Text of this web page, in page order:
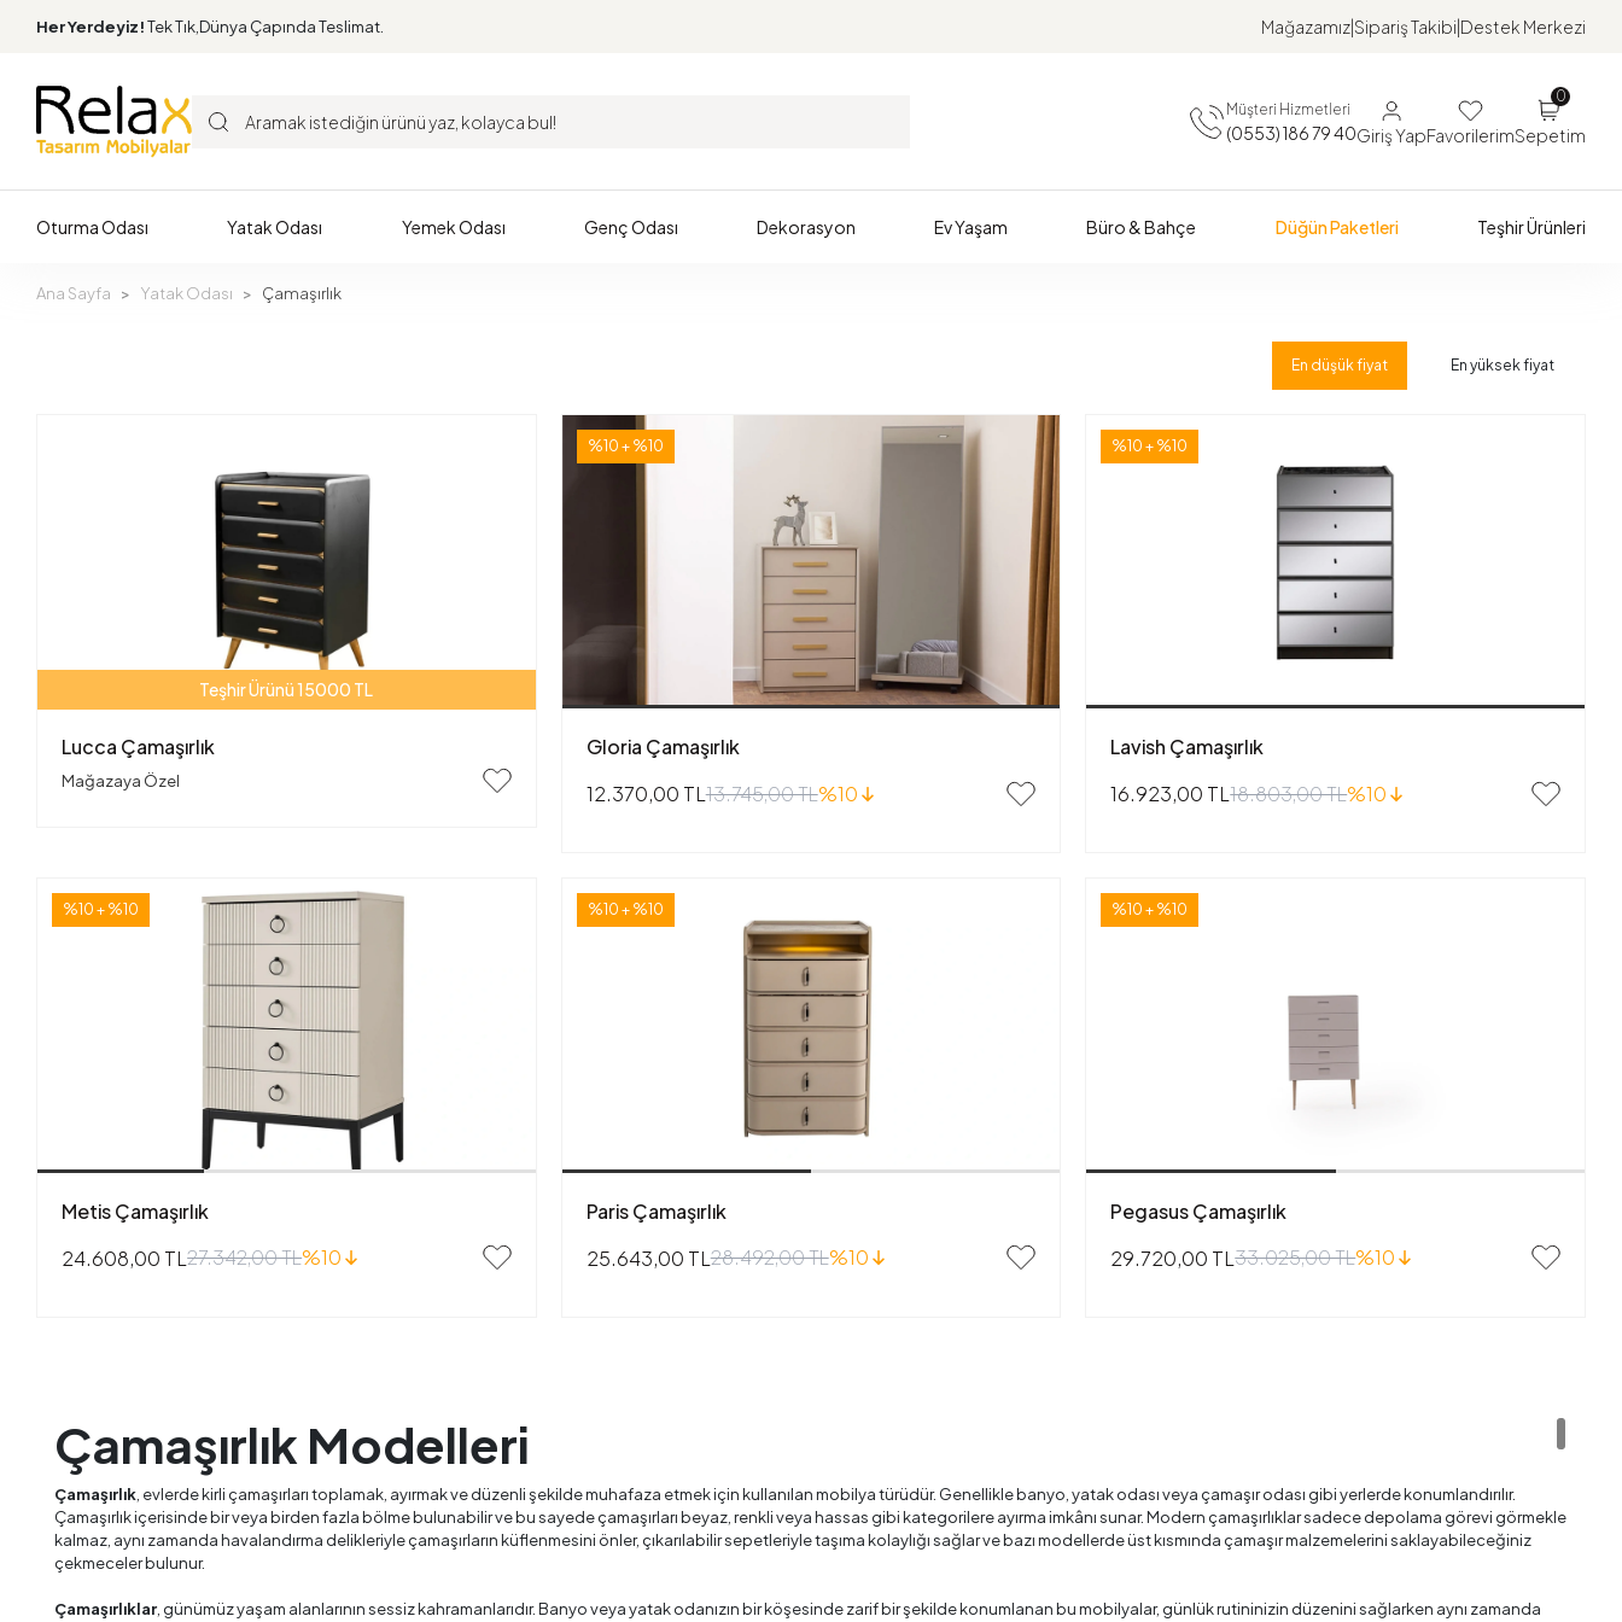
Her Yerdeyiz!Tek Tık,Dünya Çapında Teslimat. MağazamızSipariş Takibi Destek Merkezi
Müşteri Hizmetleri
(0553) 186 79 40Giriş YapFavorilerim
0
Sepetim
Oturma Odası Yatak Odası Yemek Odası Genç Odası Dekorasyon Ev Yaşam Büro & Bahçe Düğün Paketleri Teşhir Ürünleri
Ana Sayfa Yatak Odası Çamaşırlık
En düşük fiyat En yüksek fiyat
Teşhir Ürünü 15000 TL
Lucca Çamaşırlık
Mağazaya Özel
%10 + %10
Gloria Çamaşırlık
12.370,00 TL13.745,00 TL%10
%10 + %10
Lavish Çamaşırlık
16.923,00 TL18.803,00 TL%10
%10 + %10
Metis Çamaşırlık
24.608,00 TL27.342,00 TL%10
%10 + %10
Paris Çamaşırlık
25.643,00 TL28.492,00 TL%10
%10 + %10
Pegasus Çamaşırlık
29.720,00 TL33.025,00 TL%10
Çamaşırlık Modelleri
Çamaşırlık , evlerde kirli çamaşırları toplamak, ayırmak ve düzenli şekilde muhafaza etmek için kullanılan mobilya türüdür. Genellikle banyo, yatak odası veya çamaşır odası gibi yerlerde konumlandırılır.
Çamaşırlık içerisinde bir veya birden fazla bölme bulunabilir ve bu sayede çamaşırları beyaz, renkli veya hassas gibi kategorilere ayırma imkânı sunar. Modern çamaşırlıklar sadece depolama görevi görmekle
kalmaz, aynı zamanda havalandırma delikleriyle çamaşırların küflenmesini önler, çıkarılabilir sepetleriyle taşıma kolaylığı sağlar ve bazı modellerde üst kısmında çamaşır malzemelerini saklayabileceğiniz
çekmeceler bulunur.
Çamaşırlıklar , günümüz yaşam alanlarının sessiz kahramanlarıdır. Banyo veya yatak odanızın bir köşesinde zarif bir şekilde konumlanan bu mobilyalar, günlük rutininizin düzenini sağlarken aynı zamanda